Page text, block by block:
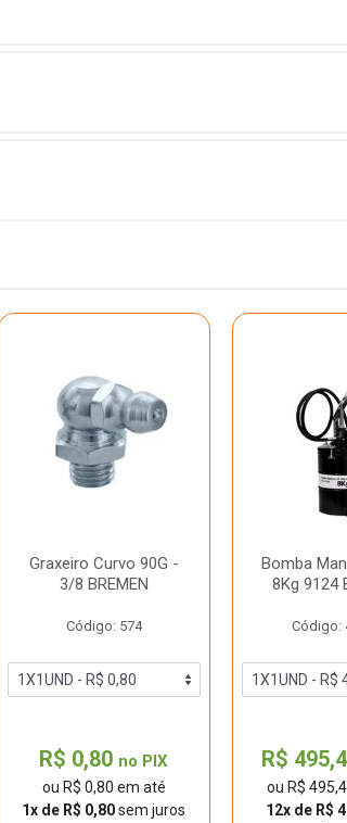
Graxeiro Curvo 90G -
3/8 BREMEN
Código: 574
R$ 0,80 no PIX
ou R$ 0,80 em até
1x de R$ 0,80sem juros
Bomba
8Kg 9124
Código:
R$
ou R$
12x de R$